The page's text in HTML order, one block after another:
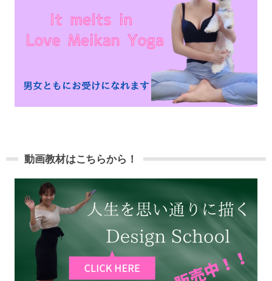
動画教材はこちらから！